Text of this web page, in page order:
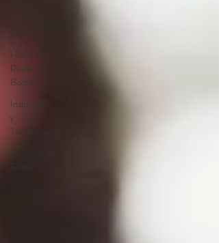
Historias
Reales de
Bodas
Inspiración
y
Tendencias